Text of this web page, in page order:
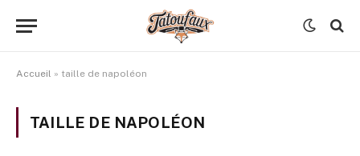
Accueil » taille de napoléon
TAILLE DE NAPOLÉON